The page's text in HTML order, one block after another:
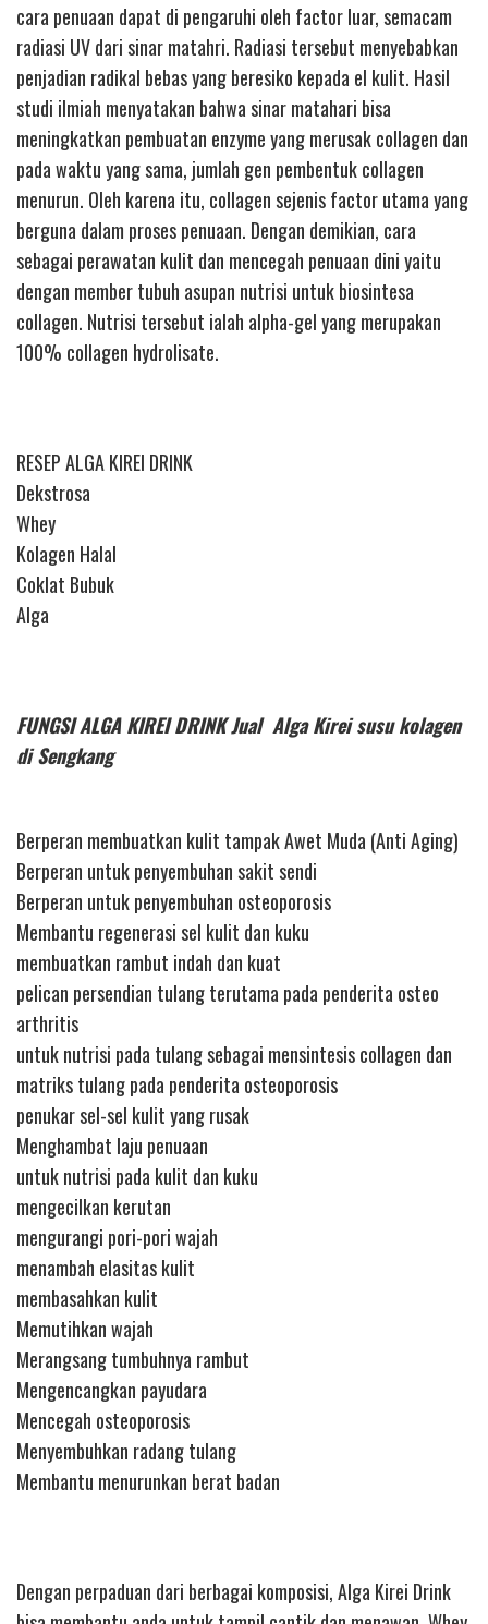
cara penuaan dapat di pengaruhi oleh factor luar, semacam
radiasi UV dari sinar matahri. Radiasi tersebut menyebabkan
penjadian radikal bebas yang beresiko kepada el kulit. Hasil
studi ilmiah menyatakan bahwa sinar matahari bisa
meningkatkan pembuatan enzyme yang merusak collagen dan
pada waktu yang sama, jumlah gen pembentuk collagen
menurun. Oleh karena itu, collagen sejenis factor utama yang
berguna dalam proses penuaan. Dengan demikian, cara
sebagai perawatan kulit dan mencegah penuaan dini yaitu
dengan member tubuh asupan nutrisi untuk biosintesa
collagen. Nutrisi tersebut ialah alpha-gel yang merupakan
100% collagen hydrolisate.
RESEP ALGA KIREI DRINK
Dekstrosa
Whey
Kolagen Halal
Coklat Bubuk
Alga
FUNGSI ALGA KIREI DRINK Jual Alga Kirei susu kolagen
di Sengkang
Berperan membuatkan kulit tampak Awet Muda (Anti Aging)
Berperan untuk penyembuhan sakit sendi
Berperan untuk penyembuhan osteoporosis
Membantu regenerasi sel kulit dan kuku
membuatkan rambut indah dan kuat
pelican persendian tulang terutama pada penderita osteo
arthritis
untuk nutrisi pada tulang sebagai mensintesis collagen dan
matriks tulang pada penderita osteoporosis
penukar sel-sel kulit yang rusak
Menghambat laju penuaan
untuk nutrisi pada kulit dan kuku
mengecilkan kerutan
mengurangi pori-pori wajah
menambah elasitas kulit
membasahkan kulit
Memutihkan wajah
Merangsang tumbuhnya rambut
Mengencangkan payudara
Mencegah osteoporosis
Menyembuhkan radang tulang
Membantu menurunkan berat badan
Dengan perpaduan dari berbagai komposisi, Alga Kirei Drink